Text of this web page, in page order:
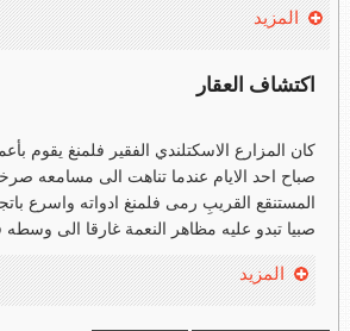
المزيد
اكتشاف العقار
كان المزارع الاسكتلندي الفقير فلمنغ يقوم
صباح احد الايام عندما تناهت الى مسامعه
المستنقع القريبِ رمى فلمنغ ادواته واسرع
صبيا تبدو عليه مظاهر النعمة غارقا الى
المزيد